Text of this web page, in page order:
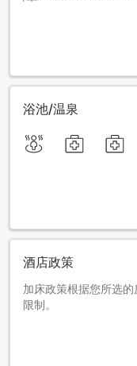
浴池/温泉
酒店政策
加床政策根据您所选
限制。